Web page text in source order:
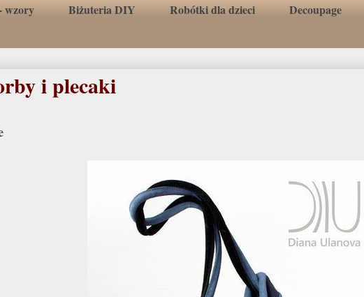
wzory Biżuteria DIY Robótki dla dzieci Decoupage
i plecaki